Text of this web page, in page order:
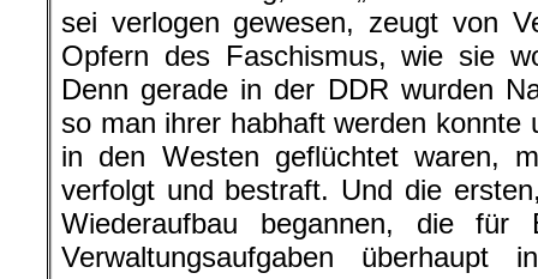
sei verlogen gewesen, zeugt von
Opfern des Faschismus, wie sie
Denn gerade in der DDR wurden
so man ihrer habhaft werden konnte
in den Westen geflüchtet waren,
verfolgt und bestraft. Und die
Wiederaufbau begannen, die für
Verwaltungsaufgaben